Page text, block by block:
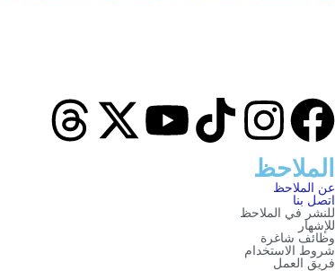
الملاحظ
عن الملاحظ
اتصل بنا
للنشر في الملاحظ
للإشهار
وظائف شاغرة
شروط الاستخدام
فريق العمل